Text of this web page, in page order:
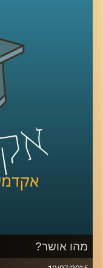
של מוזיאון
",
בשנת חניכת
שונים בתכלית
תערוכות, דבר
לכו לבקר!
מהו אושר?